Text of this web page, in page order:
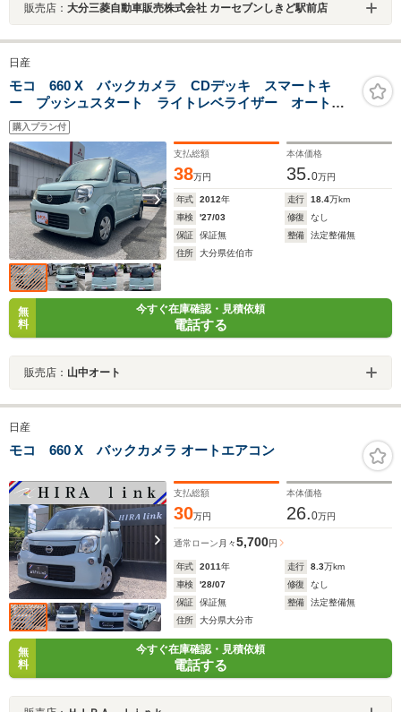
販売店： 大分三菱自動車販売株式会社 カーセブンしきど駅前店
日産
モコ 660 X バックカメラ CDデッキ スマートキ
ー プッシュスタート ライトレベライザー オートエ
アコン
購入プラン付
支払総額
38万円
本体価格
35.0万円
年式 2012年 走行 18.4万km
車検
'27/03 修復
なし
保証
保証無 整備
法定整備無
住所
大分県佐伯市
無
料
今すぐ在庫確認・見積依頼
電話する
販売店： 山中オート
日産
モコ 660 X バックカメラ オートエアコン
支払総額
30万円
本体価格
26.0万円
通常ローン 月々5,700円
年式 2011年 走行 8.3万km
車検
'28/07 修復
なし
保証
保証無 整備
法定整備無
住所
大分県大分市
無
料
今すぐ在庫確認・見積依頼
電話する